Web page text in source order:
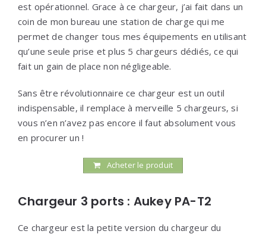
est opérationnel. Grace à ce chargeur, j’ai fait dans un
coin de mon bureau une station de charge qui me
permet de changer tous mes équipements en utilisant
qu’une seule prise et plus 5 chargeurs dédiés, ce qui
fait un gain de place non négligeable.
Sans être révolutionnaire ce chargeur est un outil
indispensable, il remplace à merveille 5 chargeurs, si
vous n’en n’avez pas encore il faut absolument vous
en procurer un !
Acheter le produit
Chargeur 3 ports : Aukey PA-T2
Ce chargeur est la petite version du chargeur du